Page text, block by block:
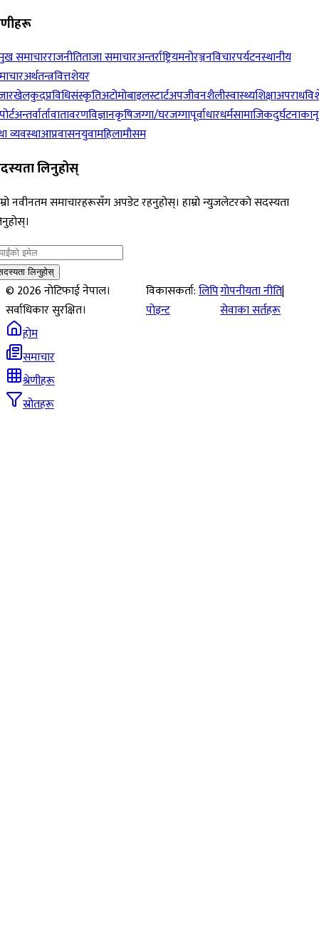
समाचारराजनीतिताजा समाचारअन्तर्राष्ट्रियमनोरञ्जनविचारपर्यटनस्थानीय
अर्थतन्त्रवित्तशेयर
खेलकुदप्रविधिसंस्कृतिअटोमोबाइलस्टार्टअपजीवनशैलीस्वास्थ्यशिक्षाअपराध
अन्तर्वार्तावातावरणविज्ञानकृषिजग्गा/घरजग्गापूर्वाधारधर्मसामाजिकदुर्घटना
व्यवस्थाआप्रवासनयुवामहिलामौसम
लिनुहोस्
नवीनतम समाचारहरूसँग अपडेट रहनुहोस्। हाम्रो न्युजलेटरको सदस्यता
लिनुहोस्
©2026नोटिफाई नेपाल।
सर्वाधिकार सुरक्षित।
विकासकर्ता:लिपि
पोइन्ट
गोपनीयता नीति|
सेवाका सर्तहरू
होम
समाचार
श्रेणीहरू
स्रोतहरू